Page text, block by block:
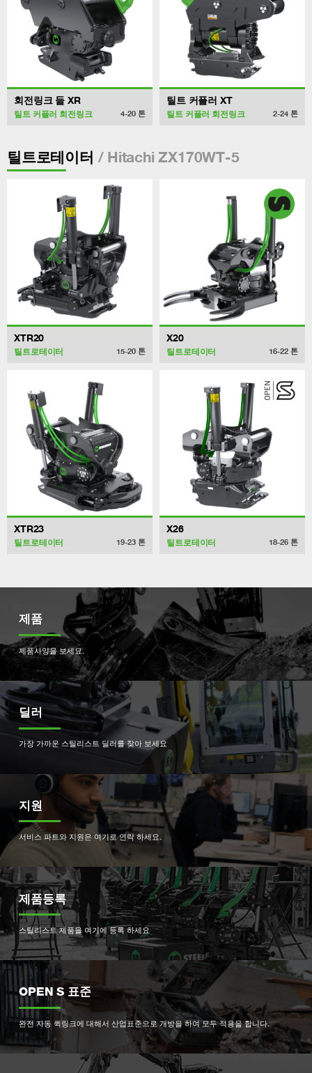
회전링크 들 XR
틸트 커플러 회전링크 4-20 톤
틸트 커플러 XT
틸트 커플러 회전링크 2-24 톤
틸트로테이터 / Hitachi ZX170WT-5
XTR20
틸트로테이터 15-20 톤
X20
틸트로테이터 16-22 톤
XTR23
틸트로테이터 19-23 톤
X26
틸트로테이터 18-26 톤
제품
제품사양을 보세요.
딜러
가장 가까운 스틸리스트 딜러를 찾아 보세요
지원
서비스 파트와 지원은 여기로 연락 하세요.
제품등록
스틸리스트 제품을 여기에 등록 하세요
OPEN S 표준
완전 자동 퀵링크에 대해서 산업표준으로 개방을 하여 모두 적용을 합니다.